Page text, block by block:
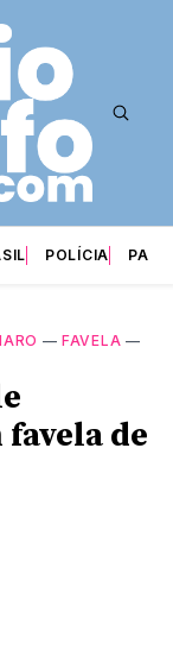
POLÍCIA
—FAVELA —
de